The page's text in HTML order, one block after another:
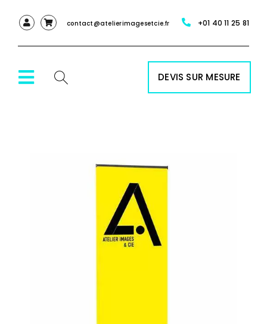
contact@atelierimagesetcie.fr +01 40 11 25 81
Toggle
DEVIS SUR MESURE